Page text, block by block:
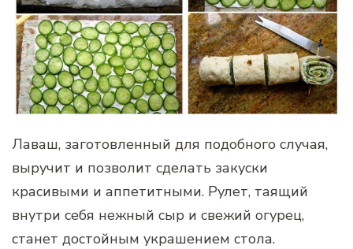
Лаваш, заготовленный для подобного случая,
выручит и позволит сделать закуски
красивыми и аппетитными. Рулет, таящий
внутри себя нежный сыр и свежий огурец,
станет достойным украшением стола.